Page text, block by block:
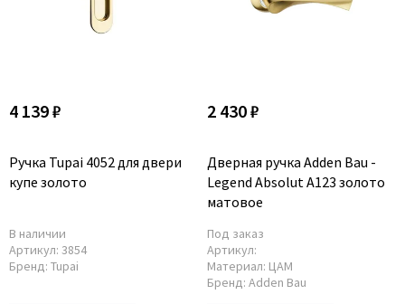
4 139 ₽
Ручка Tupai 4052 для двери
купе золото
В наличии
Артикул: 3854
Бренд: Tupai
2 430 ₽
Дверная ручка Adden Bau -
Legend Absolut A123 золото
матовое
Под заказ
Артикул:
Материал: ЦАМ
Бренд: Adden Bau